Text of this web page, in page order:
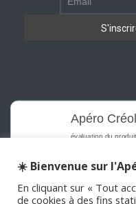
Apéro
évaluation du produit
☀️ Bienvenue sur
En cliquant sur « Tout
de cookies à des fins